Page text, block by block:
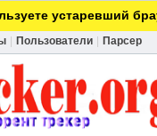
устаревший
Пользователи Парсер